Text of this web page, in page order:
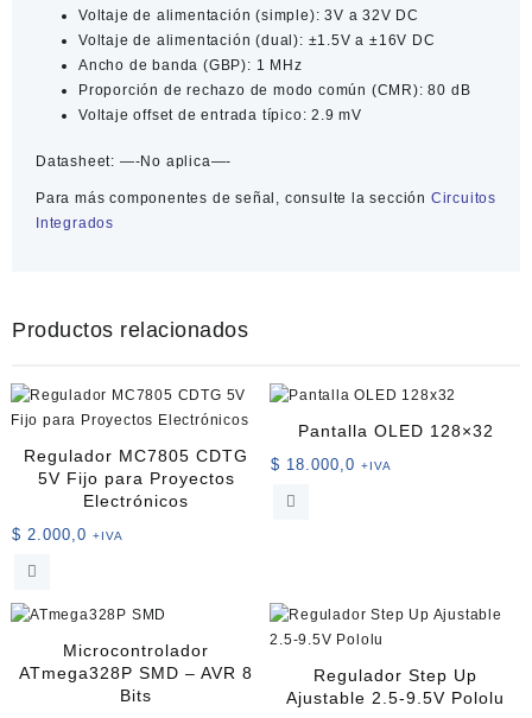
Voltaje de alimentación (simple): 3V a 32V DC
Voltaje de alimentación (dual): ±1.5V a ±16V DC
Ancho de banda (GBP): 1 MHz
Proporción de rechazo de modo común (CMR): 80 dB
Voltaje offset de entrada típico: 2.9 mV
Datasheet: —-No aplica—-
Para más componentes de señal, consulte la sección Circuitos
Integrados
Productos relacionados
Regulador MC7805 CDTG
5V Fijo para Proyectos
Electrónicos
$ 2.000,0 +IVA
Pantalla OLED 128×32
$ 18.000,0 +IVA
Microcontrolador
ATmega328P SMD – AVR 8
Bits
Regulador Step Up
Ajustable 2.5-9.5V Pololu